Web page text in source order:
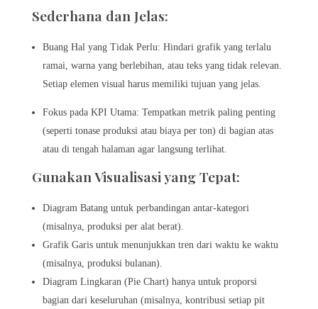
Sederhana dan Jelas:
Buang Hal yang Tidak Perlu: Hindari grafik yang terlalu
ramai, warna yang berlebihan, atau teks yang tidak relevan.
Setiap elemen visual harus memiliki tujuan yang jelas.
Fokus pada KPI Utama: Tempatkan metrik paling penting
(seperti tonase produksi atau biaya per ton) di bagian atas
atau di tengah halaman agar langsung terlihat.
Gunakan Visualisasi yang Tepat:
Diagram Batang untuk perbandingan antar-kategori
(misalnya, produksi per alat berat).
Grafik Garis untuk menunjukkan tren dari waktu ke waktu
(misalnya, produksi bulanan).
Diagram Lingkaran (Pie Chart) hanya untuk proporsi
bagian dari keseluruhan (misalnya, kontribusi setiap pit